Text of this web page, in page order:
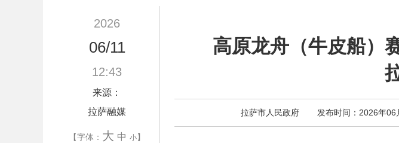
2026
06/11
12:43
来源：
拉萨融媒
【字体： 大 中 小】
高原龙舟（牛皮船）
拉萨市人民政府 发布时间：2026年06